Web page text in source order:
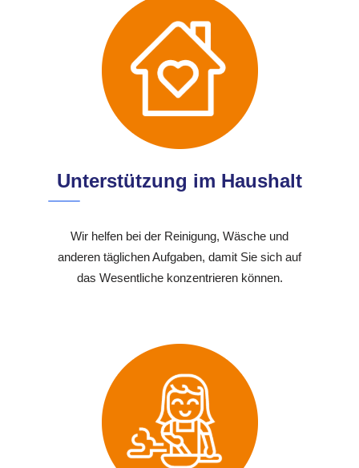
Unterstützung im Haushalt
Wir helfen bei der Reinigung, Wäsche und
anderen täglichen Aufgaben, damit Sie sich auf
das Wesentliche konzentrieren können.